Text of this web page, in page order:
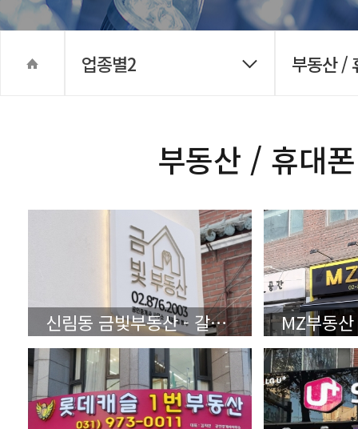
업종별2 부동산 /
부동산 / 휴대폰
신림동 금빛부동산 - 갈바레이저타공 스리아크릴